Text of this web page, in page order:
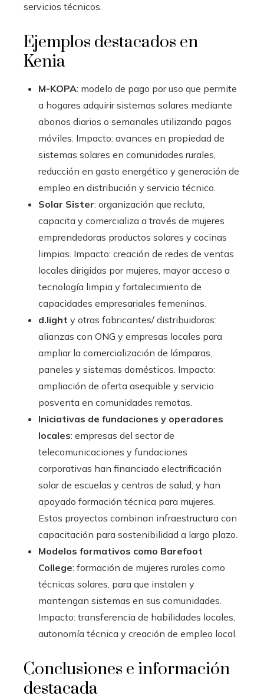
servicios técnicos.
Ejemplos destacados en
Kenia
M-KOPA: modelo de pago por uso que permite
a hogares adquirir sistemas solares mediante
abonos diarios o semanales utilizando pagos
móviles. Impacto: avances en propiedad de
sistemas solares en comunidades rurales,
reducción en gasto energético y generación de
empleo en distribución y servicio técnico.
Solar Sister: organización que recluta,
capacita y comercializa a través de mujeres
emprendedoras productos solares y cocinas
limpias. Impacto: creación de redes de ventas
locales dirigidas por mujeres, mayor acceso a
tecnología limpia y fortalecimiento de
capacidades empresariales femeninas.
d.light y otras fabricantes/ distribuidoras:
alianzas con ONG y empresas locales para
ampliar la comercialización de lámparas,
paneles y sistemas domésticos. Impacto:
ampliación de oferta asequible y servicio
posventa en comunidades remotas.
Iniciativas de fundaciones y operadores
locales: empresas del sector de
telecomunicaciones y fundaciones
corporativas han financiado electrificación
solar de escuelas y centros de salud, y han
apoyado formación técnica para mujeres.
Estos proyectos combinan infraestructura con
capacitación para sostenibilidad a largo plazo.
Modelos formativos como Barefoot
College: formación de mujeres rurales como
técnicas solares, para que instalen y
mantengan sistemas en sus comunidades.
Impacto: transferencia de habilidades locales,
autonomía técnica y creación de empleo local.
Conclusiones e información
destacada